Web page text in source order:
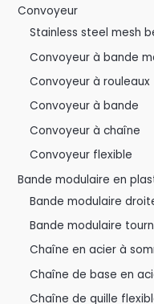
Convoyeur
Stainless steel mesh
Convoyeur à bande
Convoyeur à rouleaux
Convoyeur à bande
Convoyeur à chaîne
Convoyeur flexible
Bande modulaire en
Bande modulaire
Bande modulaire
Chaîne en acier à
Chaîne de base en
Chaîne de quille